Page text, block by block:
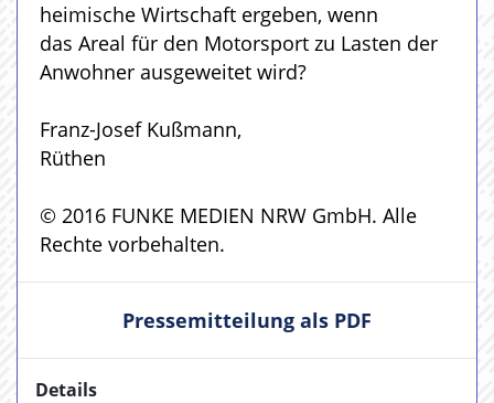
heimische Wirtschaft ergeben, wenn
das Areal für den Motorsport zu Lasten der
Anwohner ausgeweitet wird?
Franz-Josef Kußmann,
Rüthen
© 2016 FUNKE MEDIEN NRW GmbH. Alle
Rechte vorbehalten.
Pressemitteilung als PDF
Details